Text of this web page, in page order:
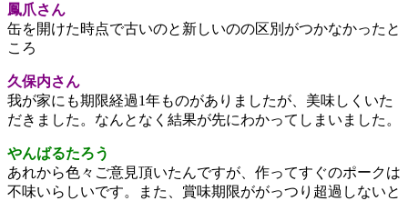
鳳爪さん
缶を開けた時点で古いのと新しいのの区別がつかなかったと
ころ
久保内さん
我が家にも期限経過1年ものがありましたが、美味しくいた
だきました。なんとなく結果が先にわかってしまいました。
やんばるたろう
あれから色々ご意見頂いたんですが、作ってすぐのポークは
不味いらしいです。また、賞味期限ががっつり超過しないと